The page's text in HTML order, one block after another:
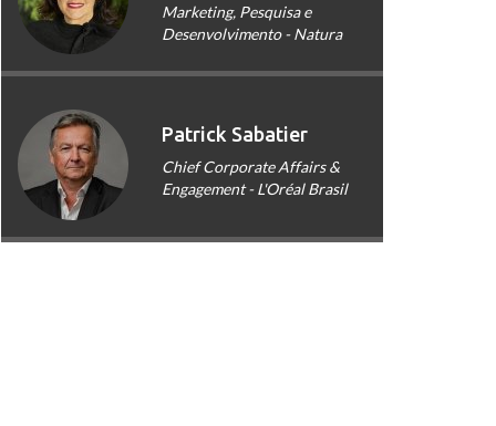
Marketing, Pesquisa e
Desenvolvimento - Natura
Patrick Sabatier
Chief Corporate Affairs &
Engagement - L'Oréal Brasil